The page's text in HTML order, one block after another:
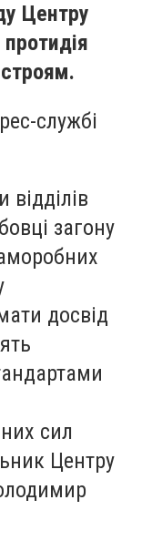
Центру
службі
відділів
загону
досвід
сил
Центру